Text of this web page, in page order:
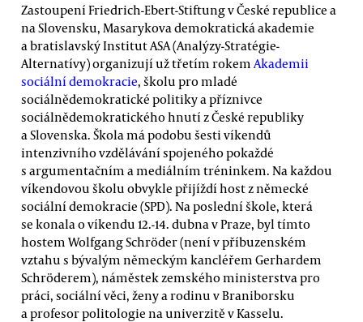
Zastoupení Friedrich-Ebert-Stiftung v České republice a
na Slovensku, Masarykova demokratická akademie
a bratislavský Institut ASA (Analýzy-Stratégie-
Alternatívy) organizují už třetím rokem Akademii
sociální demokracie, školu pro mladé
sociálnědemokratické politiky a příznivce
sociálnědemokratického hnutí z České republiky
a Slovenska. Škola má podobu šesti víkendů
intenzivního vzdělávání spojeného pokaždé
s argumentačním a mediálním tréninkem. Na každou
víkendovou školu obvykle přijíždí host z německé
sociální demokracie (SPD). Na poslední škole, která
se konala o víkendu 12.-14. dubna v Praze, byl tímto
hostem Wolfgang Schröder (není v příbuzenském
vztahu s bývalým německým kancléřem Gerhardem
Schröderem), náměstek zemského ministerstva pro
práci, sociální věci, ženy a rodinu v Braniborsku
a profesor politologie na univerzitě v Kasselu.